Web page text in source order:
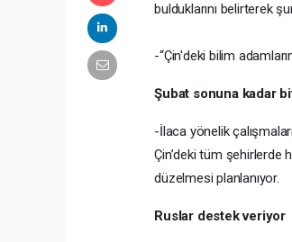
bulduklarını belirterek
-“Çin'deki bilim
Şubat sonuna kadar
-İlaca yönelik
Çin’deki tüm şehirlerde
düzelmesi planlanıyor.
Ruslar destek veriyor